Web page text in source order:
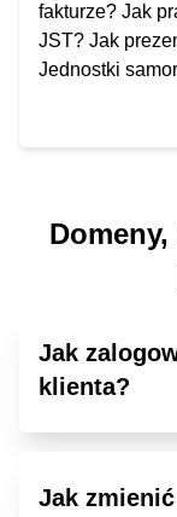
fakturze? Jak
JST? Jak
Jednostki
Jak
klienta?
Jak zmienić